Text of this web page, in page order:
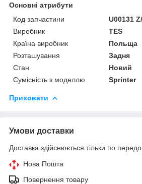
Основні атрибути
Код запчастини
U00131
Виробник
TES
Країна виробник
Польща
Розташування
Задня
Стан
Новий
Сумісність з моделлю
Sprinter
Приховати
Умови доставки
Доставка здійснюється тільки по
Нова Пошта
Повернення товару